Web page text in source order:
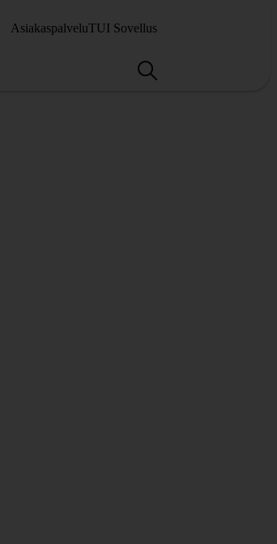
AsiakaspalveluTUI Sovellus